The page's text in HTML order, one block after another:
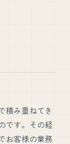
積み重ねてき
です。その経
お客様の業務